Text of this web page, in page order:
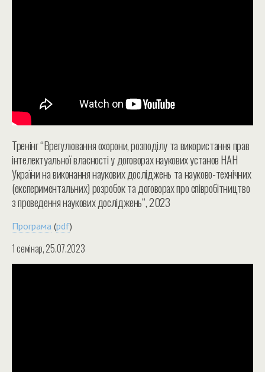
Тренінг “Врегулювання охорони, розподілу та використання прав
інтелектуальної власності у договорах наукових установ НАН
України на виконання наукових досліджень та науково-технічних
(експериментальних) розробок та договорах про співробітництво
з проведення наукових досліджень“, 2023
Програма (pdf)
1 семінар, 25.07.2023